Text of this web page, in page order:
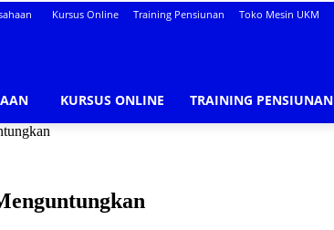
Kursus Online Training Pensiunan Toko Mesin UKM
KURSUS ONLINE TRAINING PENSIUNAN